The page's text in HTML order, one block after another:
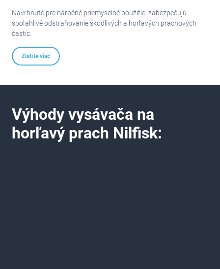
Navrhnuté pre náročné priemyselné použitie, zabezpečujú
spoľahlivé odstraňovanie škodlivých a horľavých prachových
častíc.
Zistite viac
Výhody vysávača na
horľavý prach Nilfisk: